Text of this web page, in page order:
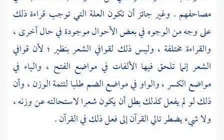
مصاحفهم . وغير جائز أن تكون العلة التي توجب قراءة ذلك
على وجه من الوجوه في بعض الأحوال موجودة في حال أخرى ،
والقراءة مختلفة ، وليس ذلك لقوافي الشعر بنظير ؛ لأن قوافي
الشعر إنما تلحق فيها الألفات في مواضع الفتح ، والياء في
مواضع الكسر ، والواو في مواضع الضم طلبا لتتمة الوزن ، وأن
ذلك لو لم يفعل كذلك بطل أن يكون شعرا لاستحالته عن وزنه ،
ولا شيء يضطر تالي القرآن إلى فعل ذلك في القرآن .